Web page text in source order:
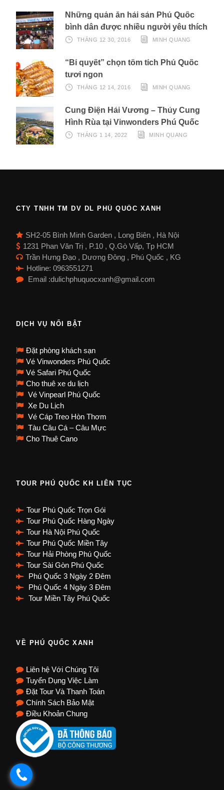
Những quán ăn hải sản Phú Quốc
bình dân được nhiều người yêu thích
THÁNG 12 30, 2016 MINH QUANG
“Bí quyết” chọn tôm tích Phú Quốc
tươi ngon
THÁNG 12 14, 2016 MINH QUANG
Cung Điện Hải Vương – Thủy Cung
Hình Rùa tại Vinwonders Phú Quốc
THÁNG 1 14, 2022 MINH QUANG
CTY TNHH TM DV DL PHÚ QUỐC XANH
SH2-05 Bình Minh Garden , Long Biên , Hà Nội
1231 Phan Văn Trị , P.10 , Q.Gò Vấp, Tp HCM
Trần Hưng Đạo , Dương Đông , Phú Quốc , KG
Hotline: 0963551271
Email :dulichphuquocxanh@gmail.com
DỊCH VỤ NỔI BẬT
Đặt phòng khách sạn
Vé Vinwonders Phú Quốc
Vé Safari Phú Quốc
Cho thuê xe du lịch
Vé Vinpearl Phú Quốc
Xe Du Lịch
Vé Cáp Treo Hòn Thơm
Tàu Câu Cá – Câu Mực
Cho Thuê Cano
TOUR PHÚ QUỐC KH LIÊN TỤC
Tour Phú Quốc Trọn Gói
Tour Phú Quốc Hàng Ngày
Tour Hà Nội Phú Quốc
Tour Phú Quốc Miền Tây
Tour Hải Phòng Phú Quốc
Tour Sài Gòn Phú Quốc
Phú Quốc 3 Ngày 2 Đêm
Phú Quốc 4 Ngày 3 Đêm
Tour Miền Tây Phú Quốc
VỀ PHÚ QUỐC XANH
Liên hệ Với Chúng Tôi
Tuyển Dụng Việc Làm
Đặt Tour Và Thanh Toán
Chính Sách Bảo Mật
Điều Khoản Chung
.